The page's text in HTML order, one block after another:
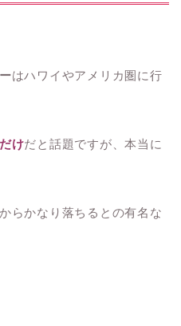
はハワイやアメリカ圏に行
けだと話題ですが、本当に
らかなり落ちるとの有名な